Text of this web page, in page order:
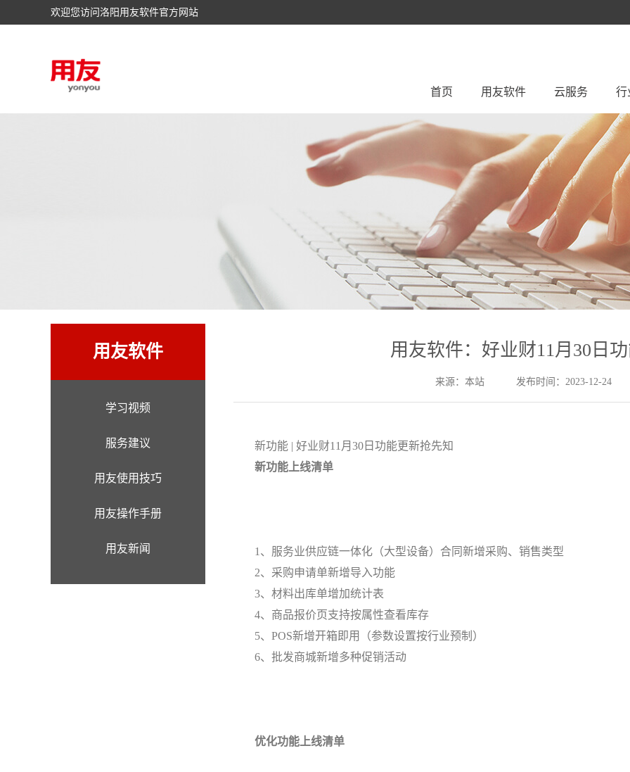
欢迎您访问洛阳用友软件官方网站
首页 用友软件 云服务 行
用友软件
学习视频
服务建议
用友使用技巧
用友操作手册
用友新闻
用友软件：好业财11月30日
来源：本站 发布时间：2023-12-24
新功能 | 好业财11月30日功能更新抢先知
新功能上线清单
1、服务业供应链一体化（大型设备）合同新增采购、销售类型
2、采购申请单新增导入功能
3、材料出库单增加统计表
4、商品报价页支持按属性查看库存
5、POS新增开箱即用（参数设置按行业预制）
6、批发商城新增多种促销活动
优化功能上线清单